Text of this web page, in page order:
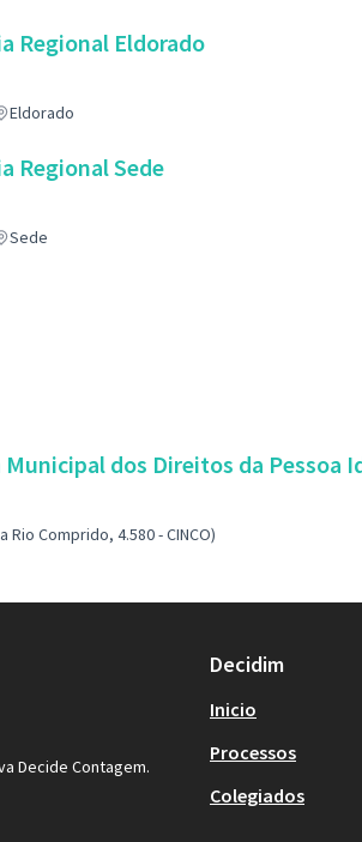
Regional Eldorado
Eldorado
Regional Sede
Sede
Municipal dos Direitos da Pessoa
Rio Comprido, 4.580 - CINCO)
Decide Contagem.
Decidim
Inicio
Processos
Colegiados